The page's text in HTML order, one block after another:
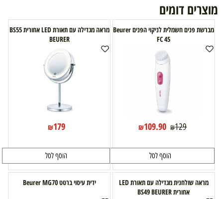
מוצרים דומים
מברשת פנים חשמלית לניקוי הפנים Beurer
FC 45
₪129
₪109.90
הוסף לסל
מראה מגדילה עם תאורת LED אחורית BS55
BEURER
₪179
הוסף לסל
מראה שולחנית מגדילה עם תאורת LED
אחורית BS49 BEURER
ידית עיסוי ברטט Beurer MG70